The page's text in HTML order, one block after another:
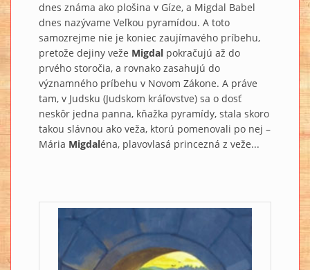
dnes známa ako plošina v Gíze, a Migdal Babel
dnes nazývame Veľkou pyramídou. A toto
samozrejme nie je koniec zaujímavého príbehu,
pretože dejiny veže Migdal pokračujú až do
prvého storočia, a rovnako zasahujú do
významného príbehu v Novom Zákone. A práve
tam, v Judsku (Judskom kráľovstve) sa o dosť
neskôr jedna panna, kňažka pyramídy, stala skoro
takou slávnou ako veža, ktorú pomenovali po nej –
Mária Migdaléna, plavovlasá princezná z veže...